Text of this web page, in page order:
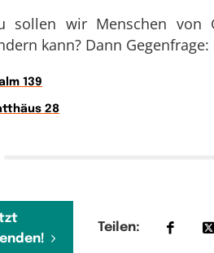
sollen wir Menschen von
kann? Dann
139
28
Teilen: